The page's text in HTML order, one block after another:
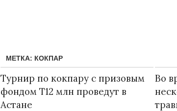
МЕТКА: КОКПАР
Турнир по кокпару с призовым
фондом Т12 млн проведут в
Астане
Во